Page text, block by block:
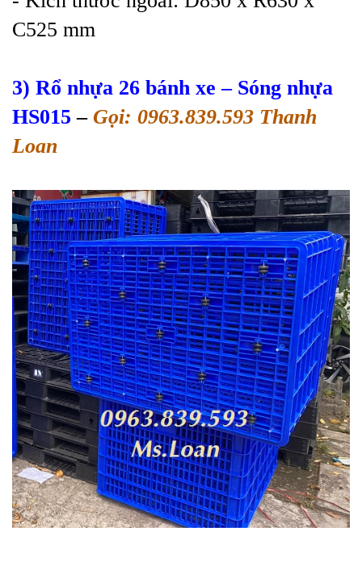
C525 mm
3) Rổ nhựa 26 bánh xe – Sóng nhựa
HS015 – Gọi: 0963.839.593 Thanh
Loan